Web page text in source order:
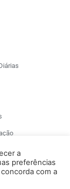
a
preferências
com a